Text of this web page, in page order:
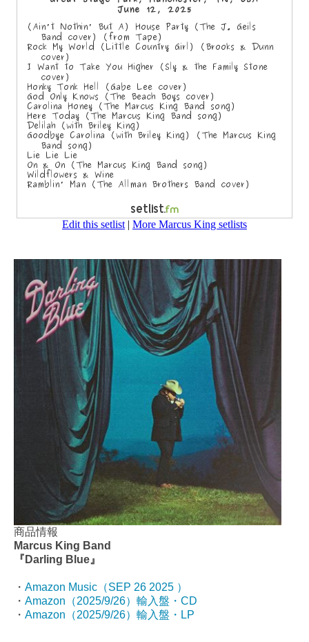
商品情報
Marcus King Band
『Darling Blue 』
・ Amazon Music（SEP 26 2025 ）
・ Amazon（2025/9/26）輸入盤・CD
・ Amazon（2025/9/26）輸入盤・LP